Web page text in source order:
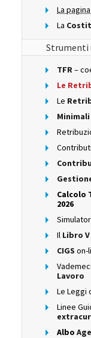
La
La
TFR–
Le
Le
Contributi
Calcolo
2026
Il Libro
CIGS on-
Lavoro
Le Leggi
Linee
Albo